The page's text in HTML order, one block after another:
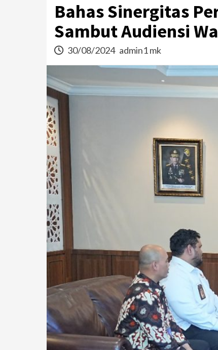
Bahas Sinergitas
Sambut Audiensi
30/08/2024 admin1 mk